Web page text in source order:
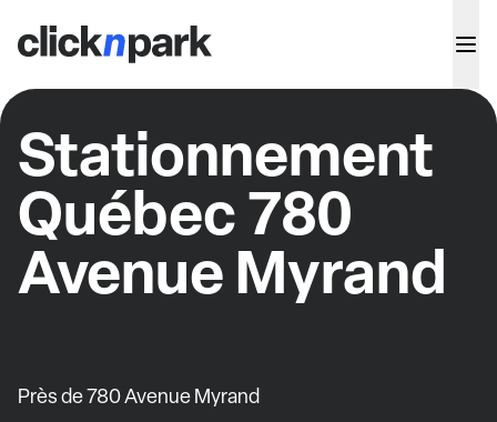
Stationnement
Québec 780
Avenue Myrand
Près de 780 Avenue Myrand